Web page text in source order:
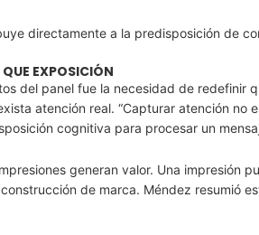
directamente a la predisposición de
EXPOSICIÓN
del panel fue la necesidad de redefinir
atención real. “Capturar atención no
cognitiva para procesar un
generan valor. Una impresión
de marca. Méndez resumió